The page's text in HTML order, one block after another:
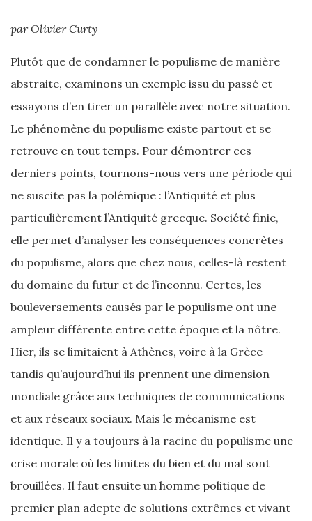
par Olivier Curty
Plutôt que de condamner le populisme de manière
abstraite, examinons un exemple issu du passé et
essayons d’en tirer un parallèle avec notre situation.
Le phénomène du populisme existe partout et se
retrouve en tout temps. Pour démontrer ces
derniers points, tournons-nous vers une période qui
ne suscite pas la polémique : l’Antiquité et plus
particulièrement l’Antiquité grecque. Société finie,
elle permet d’analyser les conséquences concrètes
du populisme, alors que chez nous, celles-là restent
du domaine du futur et de l’inconnu. Certes, les
bouleversements causés par le populisme ont une
ampleur différente entre cette époque et la nôtre.
Hier, ils se limitaient à Athènes, voire à la Grèce
tandis qu’aujourd’hui ils prennent une dimension
mondiale grâce aux techniques de communications
et aux réseaux sociaux. Mais le mécanisme est
identique. Il y a toujours à la racine du populisme une
crise morale où les limites du bien et du mal sont
brouillées. Il faut ensuite un homme politique de
premier plan adepte de solutions extrêmes et vivant